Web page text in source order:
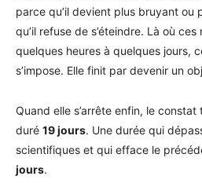
parce qu’il devient plus bruyant ou
qu’il refuse de s’éteindre. Là où
quelques heures à quelques jours,
s’impose. Elle finit par devenir un
Quand elle s’arrête enfin, le
duré 19 jours. Une durée qui
scientifiques et qui efface le
jours.